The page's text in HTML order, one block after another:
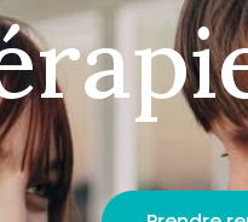
rapi